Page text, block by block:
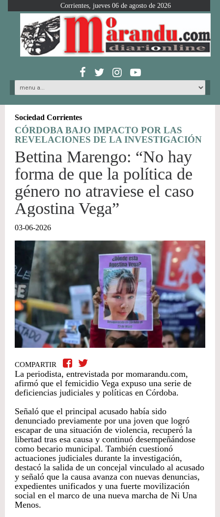
Corrientes, jueves 06 de agosto de 2026
Sociedad Corrientes
CÓRDOBA BAJO IMPACTO POR LAS
REVELACIONES DE LA INVESTIGACIÓN
Bettina Marengo: “No hay
forma de que la política de
género no atraviese el caso
Agostina Vega”
03-06-2026
COMPARTIR
La periodista, entrevistada por momarandu.com,
afirmó que el femicidio Vega expuso una serie de
deficiencias judiciales y políticas en Córdoba.
Señaló que el principal acusado había sido
denunciado previamente por una joven que logró
escapar de una situación de violencia, recuperó la
libertad tras esa causa y continuó desempeñándose
como becario municipal. También cuestionó
actuaciones judiciales durante la investigación,
destacó la salida de un concejal vinculado al acusado
y señaló que la causa avanza con nuevas denuncias,
expedientes unificados y una fuerte movilización
social en el marco de una nueva marcha de Ni Una
Menos.